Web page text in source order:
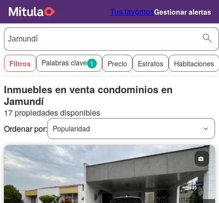
Tus favoritosGestionar alertas
Filtros Palabras clave 1 Precio Estratos Habitaciones
Inmuebles en venta condominios en
Jamundí
17 propiedades disponibles
Ordenar por:
Popularidad